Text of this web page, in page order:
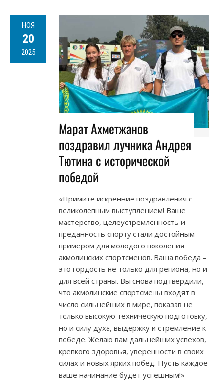
НОЯ
20
2025
Марат Ахметжанов
поздравил лучника Андрея
Тютина с исторической
победой
«Примите искренние поздравления с
великолепным выступлением! Ваше
мастерство, целеустремленность и
преданность спорту стали достойным
примером для молодого поколения
акмолинских спортсменов. Ваша победа –
это гордость не только для региона, но и
для всей страны. Вы снова подтвердили,
что акмолинские спортсмены входят в
число сильнейших в мире, показав не
только высокую техническую подготовку,
но и силу духа, выдержку и стремление к
победе. Желаю вам дальнейших успехов,
крепкого здоровья, уверенности в своих
силах и новых ярких побед. Пусть каждое
ваше начинание будет успешным!» –